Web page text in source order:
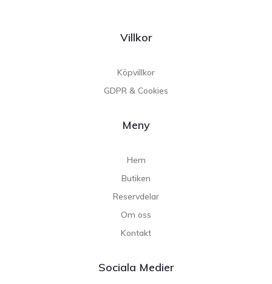
Villkor
Köpvillkor
GDPR & Cookies
Meny
Hem
Butiken
Reservdelar
Om oss
Kontakt
Sociala Medier